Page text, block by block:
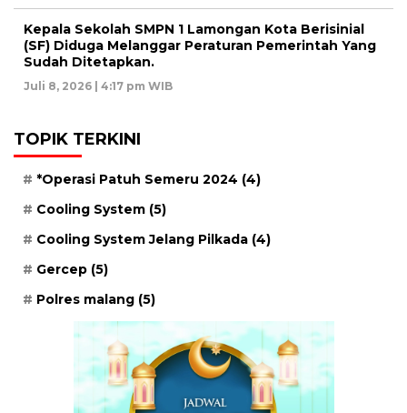
Kepala Sekolah SMPN 1 Lamongan Kota Berisinial
(SF) Diduga Melanggar Peraturan Pemerintah Yang
Sudah Ditetapkan.
Juli 8, 2026 | 4:17 pm WIB
TOPIK TERKINI
*Operasi Patuh Semeru 2024 (4)
Cooling System (5)
Cooling System Jelang Pilkada (4)
Gercep (5)
Polres malang (5)